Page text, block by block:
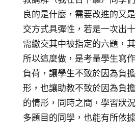
良的是什麼，需要改進的又
交方式具彈性，若是一次出
需繳交其中被指定的六題，
所以這麼做，是考量學生寫
負荷，讓學生不致於因為負
形，也讓助教不致於因為負
的情形，同時之間，學習狀
多題目的同學，也能有所依